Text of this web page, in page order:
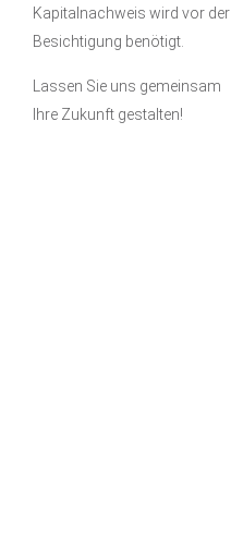
Kapitalnachweis wird vor der
Besichtigung benötigt.
Lassen Sie uns gemeinsam
Ihre Zukunft gestalten!